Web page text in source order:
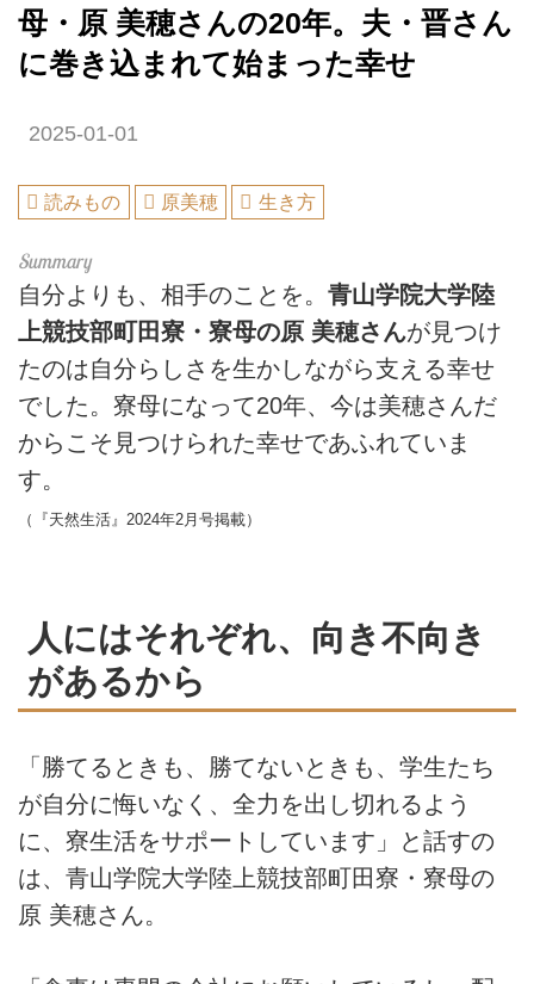
母・原 美穂さんの20年。夫・晋さん
に巻き込まれて始まった幸せ
2025-01-01
読みもの 原美穂 生き方
自分よりも、相手のことを。 青山学院大学陸
上競技部町田寮・寮母の原 美穂さんが見つけ
たのは自分らしさを生かしながら支える幸せ
でした。寮母になって20年、今は美穂さんだ
からこそ見つけられた幸せであふれていま
す。
（『天然生活』2024年2月号掲載）
人にはそれぞれ、向き不向き
があるから
「勝てるときも、勝てないときも、学生たち
が自分に悔いなく、全力を出し切れるよう
に、寮生活をサポートしています」と話すの
は、青山学院大学陸上競技部町田寮・寮母の
原 美穂さん。